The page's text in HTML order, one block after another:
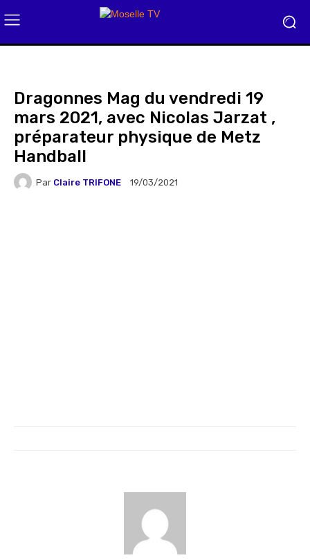
Dragonnes Mag du vendredi 19
mars 2021, avec Nicolas Jarzat ,
préparateur physique de Metz
Handball
Par Claire TRIFONE 19/03/2021